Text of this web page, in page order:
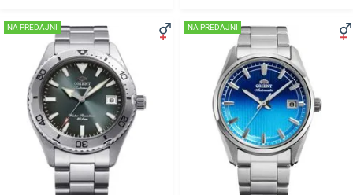
NA PREDAJNI NA PREDAJNI